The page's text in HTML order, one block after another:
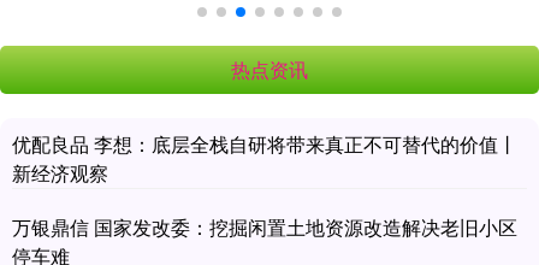
热点资讯
优配良品 李想：底层全栈自研将带来真正不可替代的价值丨
新经济观察
万银鼎信 国家发改委：挖掘闲置土地资源改造解决老旧小区
停车难